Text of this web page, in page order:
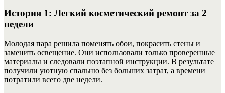
История 1: Легкий косметический ремонт за 2
недели
Молодая пара решила поменять обои, покрасить стены и
заменить освещение. Они использовали только проверенные
материалы и следовали поэтапной инструкции. В результате
получили уютную спальню без больших затрат, а времени
потратили всего две недели.